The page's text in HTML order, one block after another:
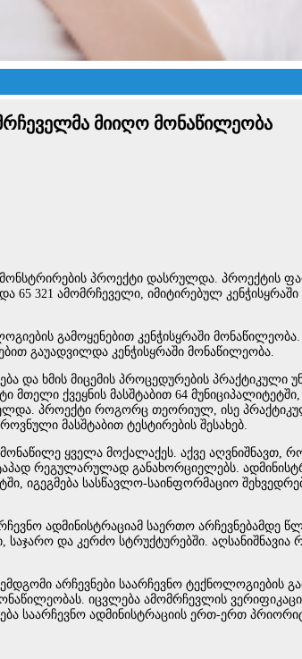
მიიღო მონაწილეობა
პროექტი დასრულდა. პროექტის
321 ამომრჩეველი, იმიტირებულ
გამოყენებით კენჭისყრაში მონაწილეობა.
გაუადვილდა კენჭისყრაში მონაწილეობა.
და ხმის მიცემის პროცედურების პრაქტიკული
მთელი ქვეყნის მასშტაბით 64
პროექტი როგორც თეორიულ, ისე
მასშტაბით ტესტირების შესახებ.
ყველა მოქალაქეს. აქვე აღვნიშნავთ,
რეგულარულად განახორციელებს.
იგეგმება სასწავლო-საინფორმაციო
ადმინისტრაციამ საერთო არჩევნებამდე
და კერძო სტრუქტურებში. აღსანიშნავია
არჩევნები საარჩევნო ტექნოლოგიების
იცვლება ამომრჩევლის
საარჩევნო ადმინისტრაციის ერთ-ერთ